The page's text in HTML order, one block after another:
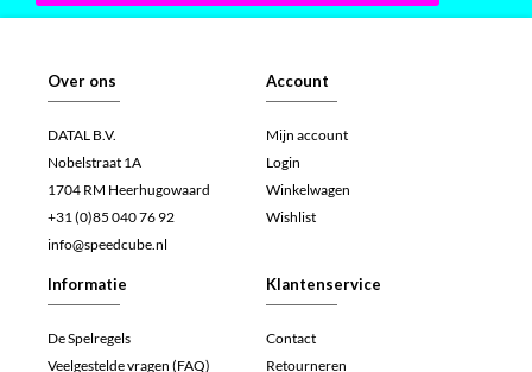
Over ons
DATAL B.V.
Nobelstraat 1A
1704 RM Heerhugowaard
+31 (0)85 040 76 92
info@speedcube.nl
Account
Mijn account
Login
Winkelwagen
Wishlist
Informatie
De Spelregels
Veelgestelde vragen (FAQ)
Klantenservice
Contact
Retourneren